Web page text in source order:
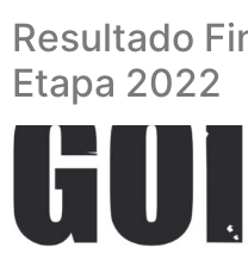
Resultado
Etapa 2022